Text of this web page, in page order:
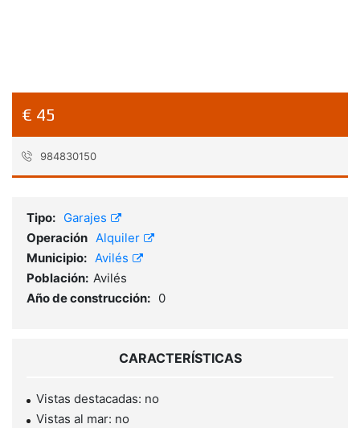
€ 45
984830150
Tipo: Garajes
Operación Alquiler
Municipio: Avilés
Población: Avilés
Año de construcción: 0
CARACTERÍSTICAS
Vistas destacadas: no
Vistas al mar: no